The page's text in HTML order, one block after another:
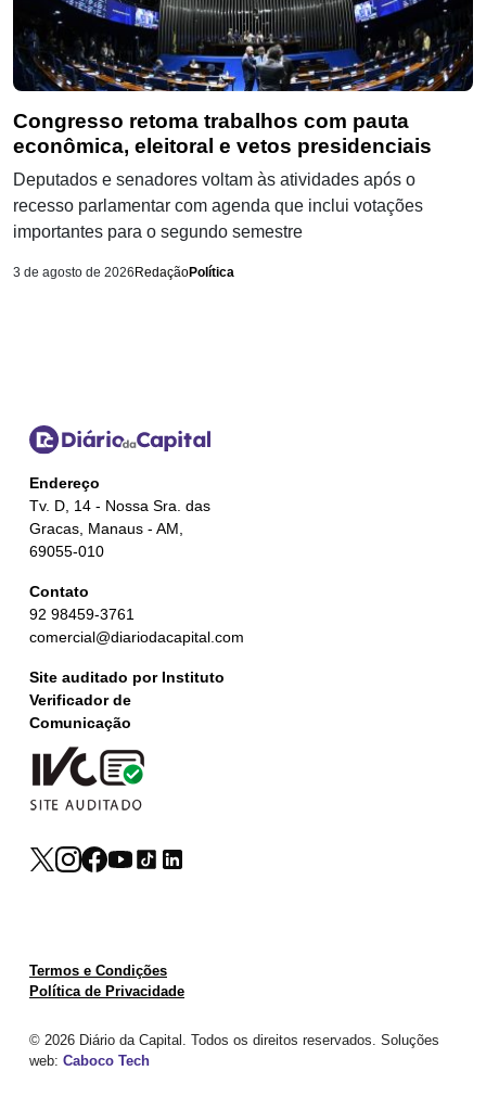
Congresso retoma trabalhos com pauta
econômica, eleitoral e vetos presidenciais
Deputados e senadores voltam às atividades após o
recesso parlamentar com agenda que inclui votações
importantes para o segundo semestre
3 de agosto de 2026 RedaçãoPolítica
Endereço
Tv. D, 14 - Nossa Sra. das
Gracas, Manaus - AM,
69055-010
Contato
92 98459-3761
comercial@diariodacapital.com
Site auditado por Instituto
Verificador de
Comunicação
© 2026 Diário da Capital. Todos os direitos reservados. Soluções
web: Caboco Tech
Termos e Condições
Política de Privacidade